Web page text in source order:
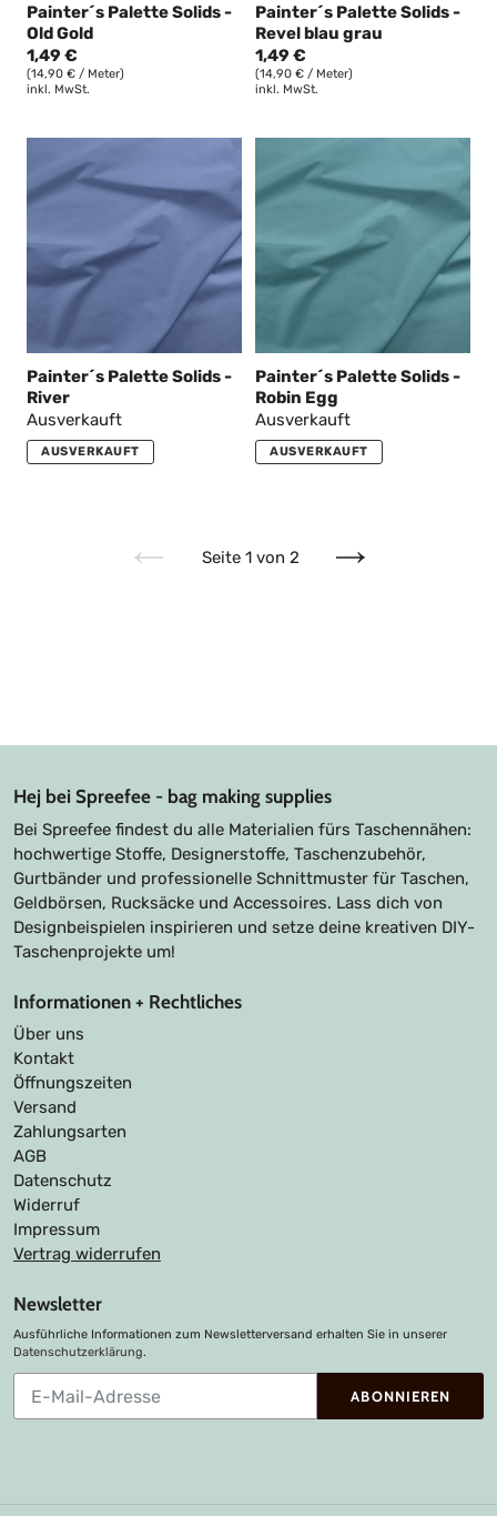
Painter´s Palette Solids -
Old Gold
1,49 €
(14,90 € / Meter)
inkl. MwSt.
Painter´s Palette Solids -
Revel blau grau
1,49 €
(14,90 € / Meter)
inkl. MwSt.
Painter´s Palette Solids -
River
Ausverkauft
AUSVERKAUFT
Painter´s Palette Solids -
Robin Egg
Ausverkauft
AUSVERKAUFT
Vorherige
Seite 1 von 2
Nächste
Hej bei Spreefee - bag making supplies
Bei Spreefee findest du alle Materialien fürs Taschennähen:
hochwertige Stoffe, Designerstoffe, Taschenzubehör,
Gurtbänder und professionelle Schnittmuster für Taschen,
Geldbörsen, Rucksäcke und Accessoires. Lass dich von
Designbeispielen inspirieren und setze deine kreativen DIY-
Taschenprojekte um!
Informationen + Rechtliches
Über uns
Kontakt
Öffnungszeiten
Versand
Zahlungsarten
AGB
Datenschutz
Widerruf
Impressum
Vertrag widerrufen
Newsletter
Ausführliche Informationen zum Newsletterversand erhalten Sie in unserer
Datenschutzerklärung.
unsere
ABONNIEREN